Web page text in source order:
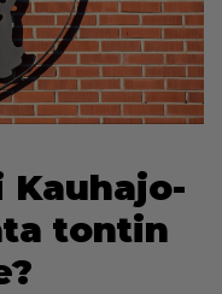
Kau­ha­jo­
ton­tin